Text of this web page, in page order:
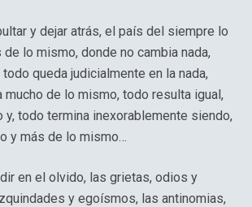
y dejar atrás, el país del siempre lo
lo mismo, donde no cambia nada,
todo queda judicialmente en la nada,
mucho de lo mismo, todo resulta igual,
todo termina inexorablemente siendo,
y más de lo mismo…
en el olvido, las grietas, odios y
y egoísmos, las antinomias,